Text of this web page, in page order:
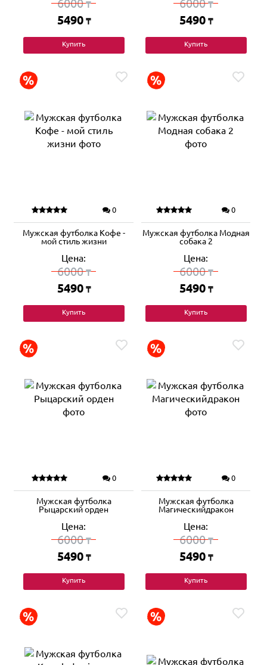
6000₸
5490 ₸
Купить
6000₸
5490 ₸
Купить
0
Мужская футболка Кофе -
мой стиль жизни
Цена:
6000₸
5490 ₸
Купить
0
Мужская футболка Модная
собака 2
Цена:
6000₸
5490 ₸
Купить
0
Мужская футболка
Рыцарский орден
Цена:
6000₸
5490 ₸
Купить
0
Мужская футболка
Магическийдракон
Цена:
6000₸
5490 ₸
Купить